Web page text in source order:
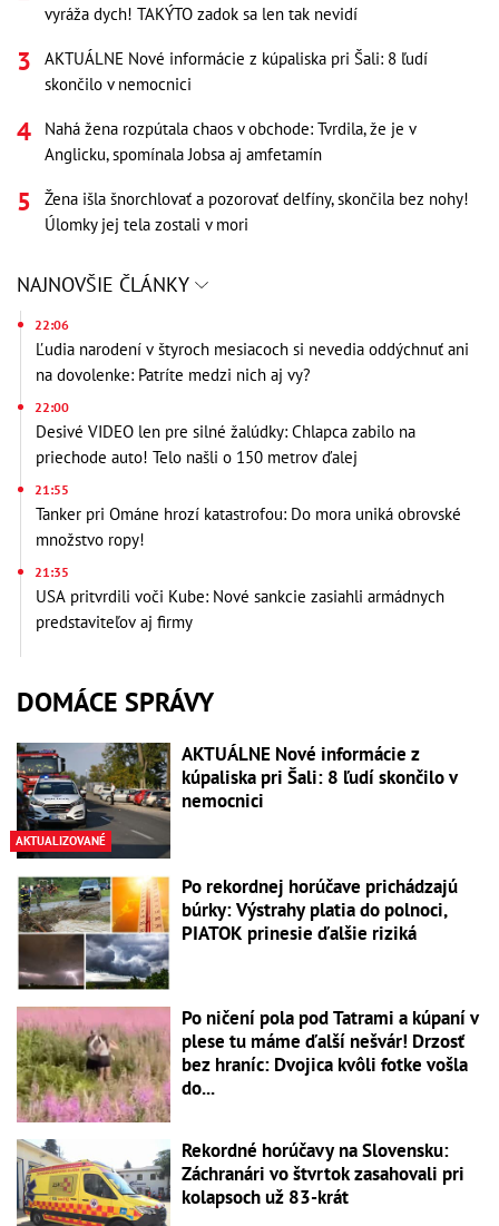
vyráža dych! TAKÝTO zadok sa len tak nevidí
AKTUÁLNE Nové informácie z kúpaliska pri Šali: 8 ľudí
skončilo v nemocnici
Nahá žena rozpútala chaos v obchode: Tvrdila, že je v
Anglicku, spomínala Jobsa aj amfetamín
Žena išla šnorchlovať a pozorovať delfíny, skončila bez nohy!
Úlomky jej tela zostali v mori
NAJNOVŠIE ČLÁNKY
22:06
Ľudia narodení v štyroch mesiacoch si nevedia oddýchnuť ani
na dovolenke: Patríte medzi nich aj vy?
22:00
Desivé VIDEO len pre silné žalúdky: Chlapca zabilo na
priechode auto! Telo našli o 150 metrov ďalej
21:55
Tanker pri Ománe hrozí katastrofou: Do mora uniká obrovské
množstvo ropy!
21:35
USA pritvrdili voči Kube: Nové sankcie zasiahli armádnych
predstaviteľov aj firmy
DOMÁCE SPRÁVY
AKTUALIZOVANÉ
AKTUÁLNE Nové informácie z
kúpaliska pri Šali: 8 ľudí skončilo v
nemocnici
Po rekordnej horúčave prichádzajú
búrky: Výstrahy platia do polnoci,
PIATOK prinesie ďalšie riziká
Po ničení pola pod Tatrami a kúpaní v
plese tu máme ďalší nešvár! Drzosť
bez hraníc: Dvojica kvôli fotke vošla
do...
Rekordné horúčavy na Slovensku:
Záchranári vo štvrtok zasahovali pri
kolapsoch už 83-krát